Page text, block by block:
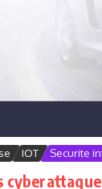
IOT Securite